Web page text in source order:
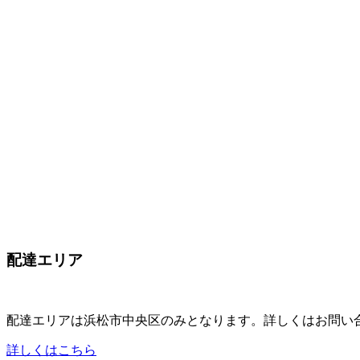
配達エリア
配達エリアは浜松市中央区のみとなります。詳しくはお問い
詳しくはこちら